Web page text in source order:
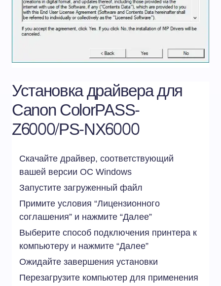
Установка драйвера для
Canon ColorPASS-
Z6000/PS-NX6000
Скачайте драйвер, соответствующий
вашей версии ОС Windows
Запустите загруженный файл
Примите условия “Лицензионного
соглашения” и нажмите “Далее”
Выберите способ подключения принтера к
компьютеру и нажмите “Далее”
Ожидайте завершения установки
Перезагрузите компьютер для применения